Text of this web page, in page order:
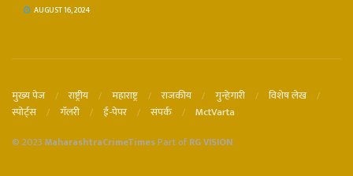
AUGUST 16, 2024
मुख्य पेज राष्ट्रीय महाराष्ट्र राजकीय गुन्हेगारी
विशेष लेख
स्पोर्ट्स
गॅलरी ई-पेपर संपर्क MctVarta
© 2023 MaharashtraCrimeTimesPart of RG VISION